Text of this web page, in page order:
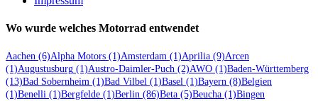
Wo wurde welches Motorrad entwendet
Aachen (6)Alpha Motors (1)Amsterdam (1)Aprilia (9)Arcen
(1)Augustusburg (1)Austro-Daimler-Puch (2)AWO (1)Baden-Württemberg
(13)Bad Sobernheim (1)Bad Vilbel (1)Basel (1)Bayern (8)Belgien
(1)Benelli (1)Bergfelde (1)Berlin (86)Beta (5)Beucha (1)Bingen